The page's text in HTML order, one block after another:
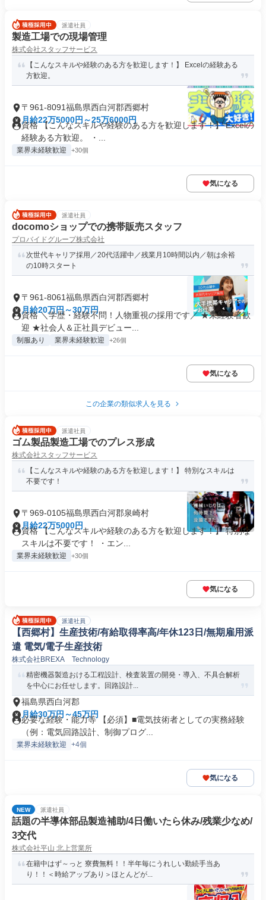
派遣社員
製造工場での現場管理
株式会社スタッフサービス
【こんなスキルや経験のある方を歓迎します！】 Excelの経験ある
方歓迎。
〒961-8091福島県西白河郡西郷村
月給22万5000円～25万6000円
資格 【こんなスキルや経験のある方を歓迎します！】 Excelの
経験ある方歓迎。 ・...
業界未経験歓迎 +30個
気になる
派遣社員
docomoショップでの携帯販売スタッフ
プロバイドグループ株式会社
次世代キャリア採用／20代活躍中／残業月10時間以内／朝は余裕
の10時スタート
〒961-8061福島県西白河郡西郷村
月給20万円～30万円
資格 ＼学歴・経験不問！人物重視の採用です／ ★未経験者歓
迎 ★社会人＆正社員デビュー...
制服あり 業界未経験歓迎 +26個
気になる
この企業の類似求人を見る
派遣社員
ゴム製品製造工場でのプレス形成
株式会社スタッフサービス
【こんなスキルや経験のある方を歓迎します！】 特別なスキルは
不要です！
〒969-0105福島県西白河郡泉崎村
月給22万5000円
資格 【こんなスキルや経験のある方を歓迎します！】 特別な
スキルは不要です！ ・エン...
業界未経験歓迎 +30個
気になる
派遣社員
【西郷村】生産技術/有給取得率高/年休123日/無期雇用派
遣 電気/電子生産技術
株式会社BREXA Technology
精密機器製造おける工程設計、検査装置の開発・導入、不具合解析
を中心にお任せします。回路設計...
福島県西白河郡
月給30万円～45万円
必要な経験・能力等 【必須】■電気技術者としての実務経験
（例：電気回路設計、制御プログ...
業界未経験歓迎 +4個
気になる
NEW 派遣社員
話題の半導体部品製造補助/4日働いたら休み/残業少なめ/
3交代
株式会社平山 北上営業所
在籍中はず～っと 寮費無料！！半年毎にうれしい勤続手当あ
り！！＜時給アップあり＞ほとんどが...